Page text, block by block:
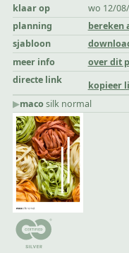
klaar op
wo 12/
planning
bereken
sjabloon
meer info
over dit
directe link
kopieer
▶︎macosilk normal